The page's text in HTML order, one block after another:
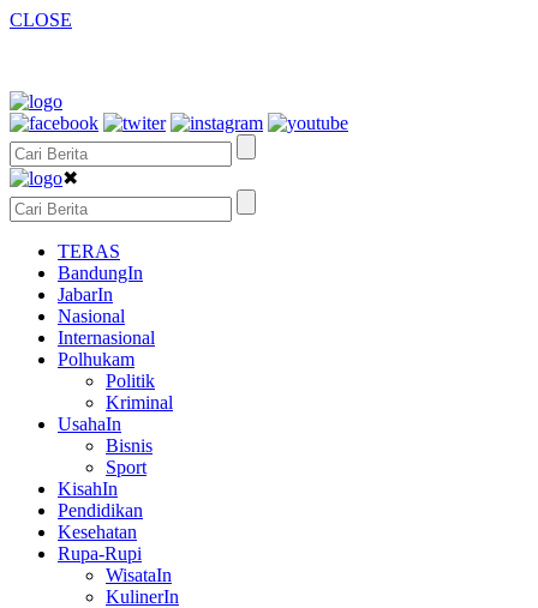
CLOSE
✖
TERAS
BandungIn
JabarIn
Nasional
Internasional
Polhukam
Politik
Kriminal
UsahaIn
Bisnis
Sport
KisahIn
Pendidikan
Kesehatan
Rupa-Rupi
WisataIn
KulinerIn